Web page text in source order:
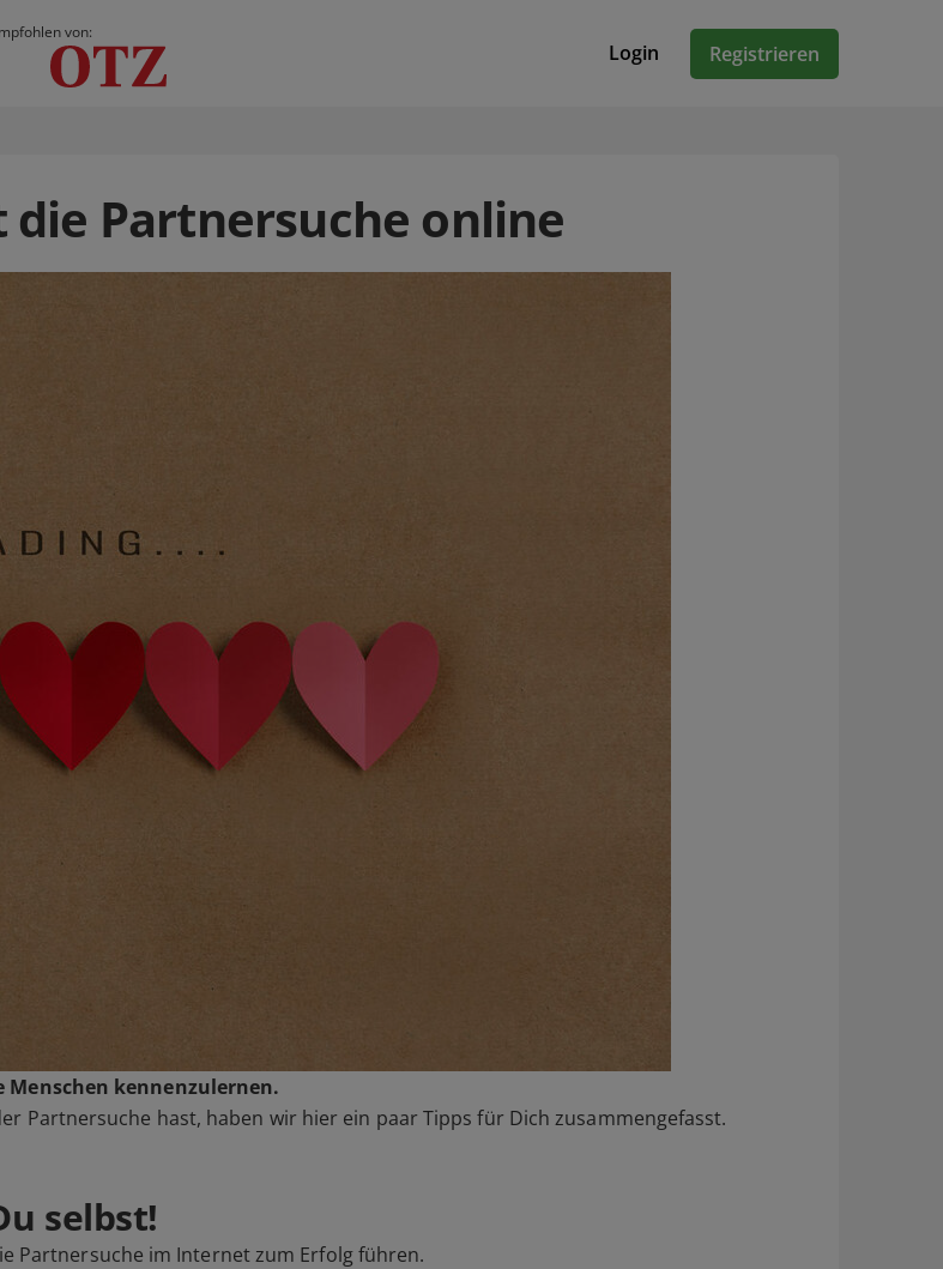
von:
Login Registrieren
die Partnersuche online
kennenzulernen.
Partnersuche hast, haben wir hier ein paar Tipps für Dich zusammengefasst.
selbst!
Partnersuche im Internet zum Erfolg führen.